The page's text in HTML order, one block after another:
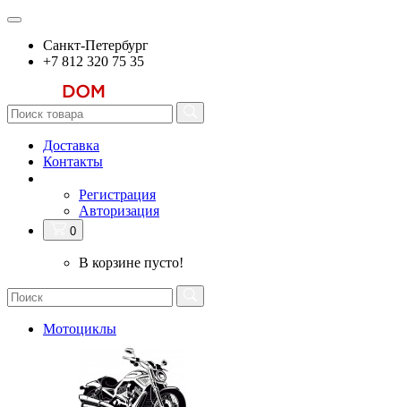
Санкт-Петербург
+7 812 320 75 35
Доставка
Контакты
Регистрация
Авторизация
0
В корзине пусто!
Мотоциклы